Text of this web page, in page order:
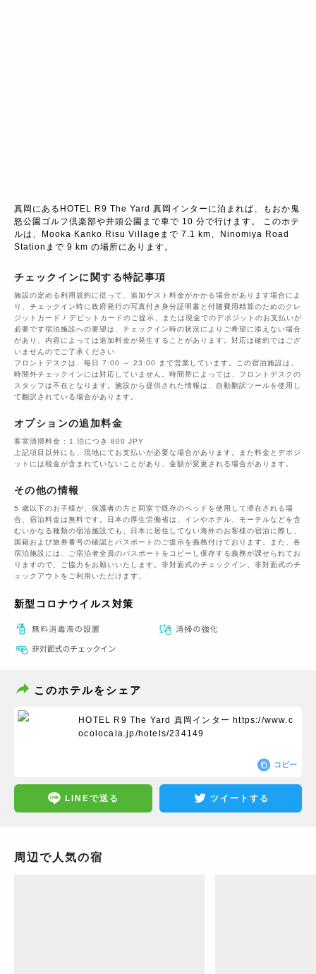
真岡にあるHOTEL R9 The Yard 真岡インターに泊まれば、もおか鬼
怒公園ゴルフ倶楽部や井頭公園まで車で 10 分で行けます。 このホテ
ルは、Mooka Kanko Risu Villageまで 7.1 km、Ninomiya Road
Stationまで 9 km の場所にあります。
チェックインに関する特記事項
施設の定める利用規約に従って、追加ゲスト料金がかかる場合があります場合によ
り、チェックイン時に政府発行の写真付き身分証明書と付随費用精算のためのクレ
ジットカード / デビットカードのご提示、または現金でのデポジットのお支払いが
必要です宿泊施設への要望は、チェックイン時の状況によりご希望に添えない場合
があり、内容によっては追加料金が発生することがあります。対応は確約ではござ
いませんのでご了承ください
フロントデスクは、毎日 7:00 ～ 23:00 まで営業しています。この宿泊施設は、
時間外チェックインには対応していません。時間帯によっては、フロントデスクの
スタッフは不在となります。施設から提供された情報は、自動翻訳ツールを使用し
て翻訳されている場合があります。
オプションの追加料金
客室清掃料金 : 1 泊につき 800 JPY
上記項目以外にも、現地にてお支払いが必要な場合があります。また料金とデポジ
ットには税金が含まれていないことがあり、金額が変更される場合があります。
その他の情報
5 歳以下のお子様が、保護者の方と同室で既存のベッドを使用して滞在される場
合、宿泊料金は無料です。日本の厚生労働省は、インやホテル、モーテルなどを含
むいかなる種類の宿泊施設でも、日本に​居住してない海外のお客様の宿泊に際し、
国籍および旅券番号の確認とパスポートのご提示を義務付け​ております。また、各
宿泊施設には、ご宿泊者全員のパスポートをコピーし保存する義務が課せられてお
りますの​で、ご協力をお願いいたします。非対面式のチェックイン、非対面式のチ
ェックアウトをご利用いただけます。
新型コロナウイルス対策
このホテルをシェア
HOTEL R9 The Yard 真岡インター https://www.c
ocolocala.jp/hotels/234149
コピー
LINEで送る ツイートする
周辺で人気の宿